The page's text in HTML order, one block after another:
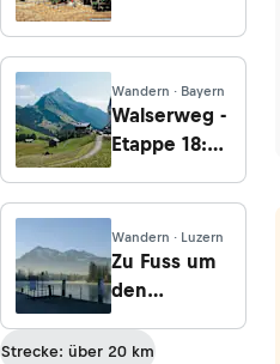
Wandern · Bayern
Walserweg -
Etappe 18:
Mittelberg
über den
Gemstelpass
nach Warth
Wandern · Luzern
Zu Fuss um
den
Etappe 1:
Strecke: über 20 km